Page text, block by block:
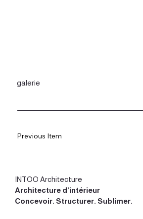
galerie
Previous Item
INTOO Architecture
Architecture d’intérieur
Concevoir. Structurer. Sublimer.